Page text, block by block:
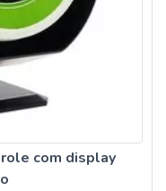
com display